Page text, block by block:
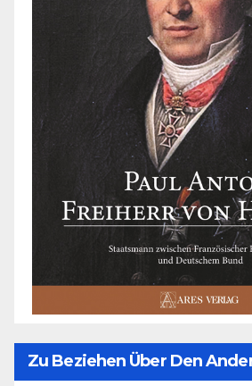
Zu Beziehen Über Den